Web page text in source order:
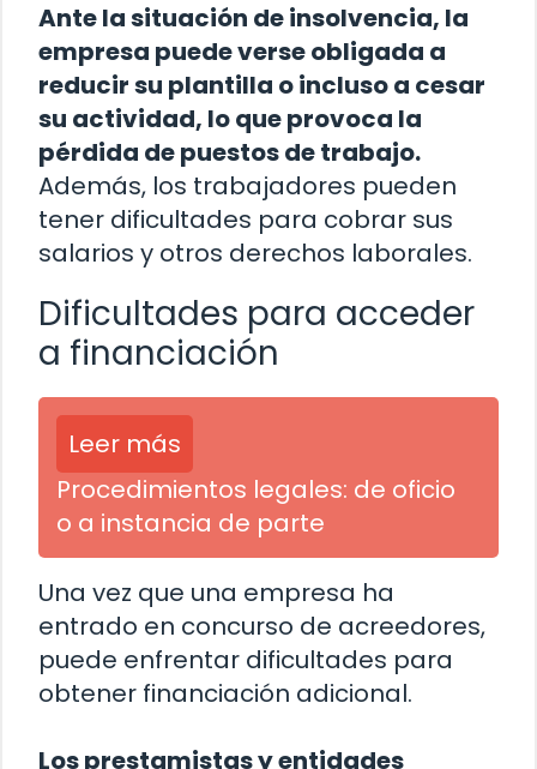
Ante la situación de insolvencia, la
empresa puede verse obligada a
reducir su plantilla o incluso a cesar
su actividad, lo que provoca la
pérdida de puestos de trabajo.
Además, los trabajadores pueden
tener dificultades para cobrar sus
salarios y otros derechos laborales.
Dificultades para acceder
a financiación
Leer más
Procedimientos legales: de oficio
o a instancia de parte
Una vez que una empresa ha
entrado en concurso de acreedores,
puede enfrentar dificultades para
obtener financiación adicional.
Los prestamistas y entidades